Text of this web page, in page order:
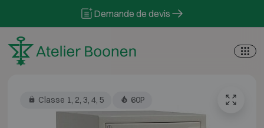
Demande de devis
Classe 1, 2, 3, 4, 5 60P